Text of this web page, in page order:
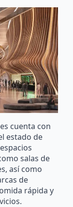
cuenta con
estado de
salas de
así como
de
rápida y